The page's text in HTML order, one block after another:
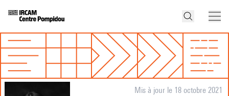
Mis à jour le 18 octobre 2021